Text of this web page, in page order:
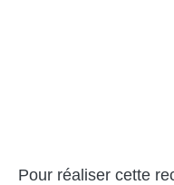
Pour réaliser cette